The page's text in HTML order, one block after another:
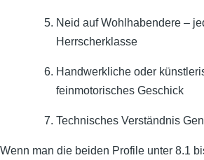
Neid auf Wohlhabendere –
Herrscherklasse
Handwerkliche oder
feinmotorisches Geschick
Technisches Verständnis
Wenn man die beiden Profile unter 8.1